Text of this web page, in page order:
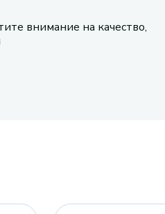
внимание на качество,